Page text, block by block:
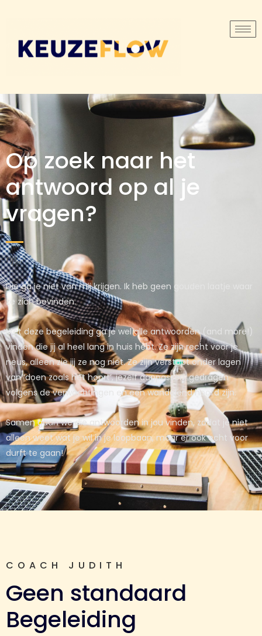
Op zoek naar het
antwoord op al je
vragen?
rijij,,,
Die ga je niet van mij krijgen. Ik heb geen gouden laatje waar
ze zich bevinden.
Met deze begeleiding ga je wel alle antwoorden (and more!)
vinden die jij al heel lang in huis hebt. Ze zijn recht voor je
neus, alleen zie jij ze nog niet. Ze zijn verstopt onder lagen
van ‘doen zoals het hoort’, jezelf aanpassen, gedragen
volgens de verwachtingen en een wandelend hoofd zijn.
Samen gaan we die antwoorden in jou vinden, zodat je niet
alleen weet wat je wil in je loopbaan, maar er ook echt voor
durft te gaan!
COACH JUDITH
Geen standaard
Begeleiding